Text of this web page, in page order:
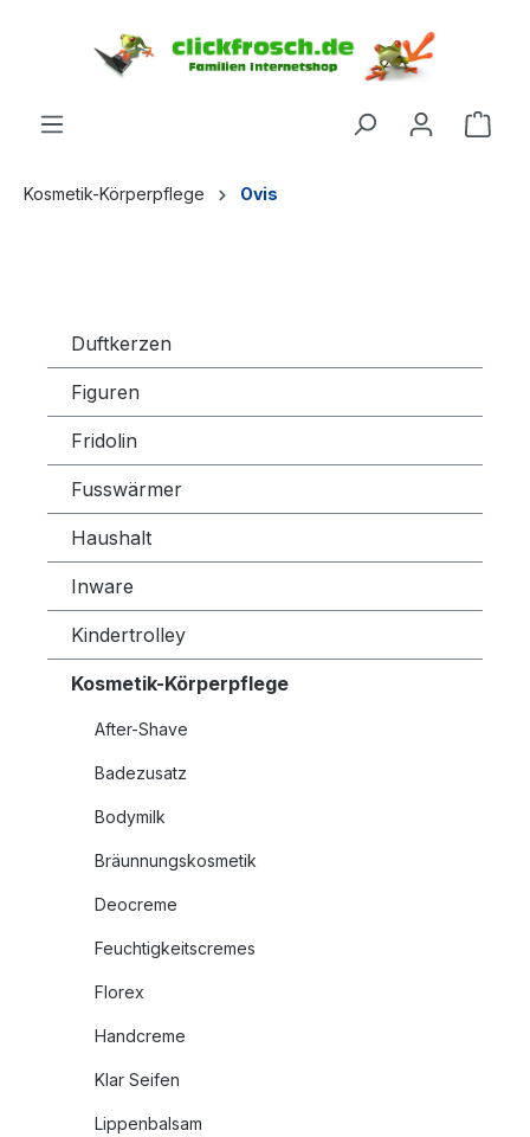
Kosmetik-Körperpflege Ovis
Duftkerzen
Figuren
Fridolin
Fusswärmer
Haushalt
Inware
Kindertrolley
Kosmetik-Körperpflege
After-Shave
Badezusatz
Bodymilk
Bräunnungskosmetik
Deocreme
Feuchtigkeitscremes
Florex
Handcreme
Klar Seifen
Lippenbalsam